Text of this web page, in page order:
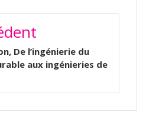
De l’ingénierie du
aux ingénieries de